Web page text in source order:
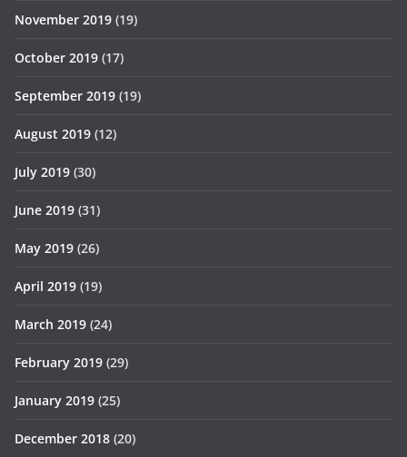
November 2019 (19)
October 2019 (17)
September 2019 (19)
August 2019 (12)
July 2019 (30)
June 2019 (31)
May 2019 (26)
April 2019 (19)
March 2019 (24)
February 2019 (29)
January 2019 (25)
December 2018 (20)